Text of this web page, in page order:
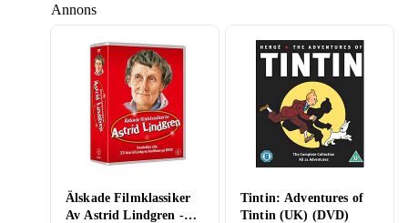
Annons
Älskade Filmklassiker
Av Astrid Lindgren -
Tintin: Adventures of
Tintin (UK) (DVD)